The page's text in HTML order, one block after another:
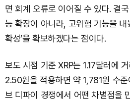
면 회계 오류로 이어질 수 있다. 결
능 확장이 아니라, 고위험 기능을 내
확성’을 확보하겠다는 점이다.
보도 시점 기준 XRP는 1.17달러에
2.50원을 적용하면 약 1,781원 수준
브 디파이 경쟁에서 어떤 차별점을